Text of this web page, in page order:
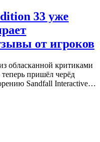
33 уже
от игроков
обласканной критиками
пришёл черёд
Sandfall Interactive…